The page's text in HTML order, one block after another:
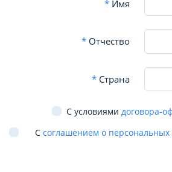
*Имя
*Отчество
*Страна
С условиями договора-
С соглашением о